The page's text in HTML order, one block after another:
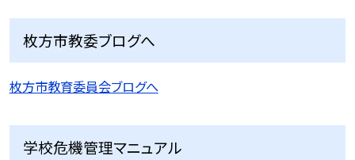
枚方市教委ブログへ
枚方市教育委員会ブログへ
学校危機管理マニュアル